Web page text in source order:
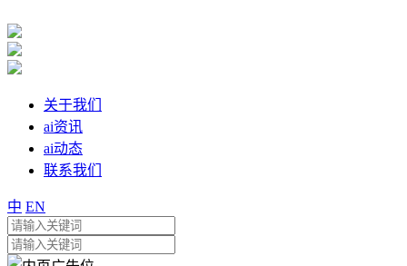
关于我们
ai资讯
ai动态
联系我们
中 EN